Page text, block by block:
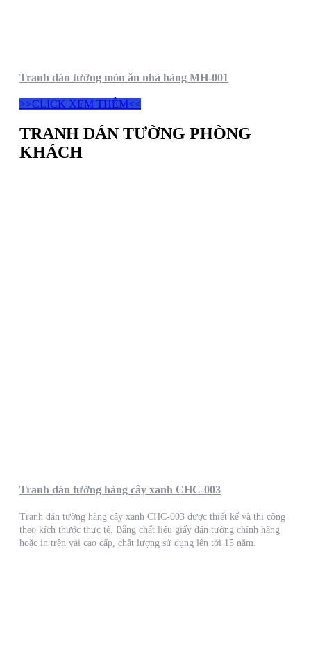
Tranh dán tường món ăn nhà hàng MH-001
>>CLICK XEM THÊM<<
TRANH DÁN TƯỜNG PHÒNG
KHÁCH
Tranh dán tường hàng cây xanh CHC-003
Tranh dán tường hàng cây xanh CHC-003 được thiết kế và thi công
theo kích thước thực tế. Bằng chất liệu giấy dán tường chính hãng
hoặc in trên vải cao cấp, chất lượng sử dụng lên tới 15 năm.